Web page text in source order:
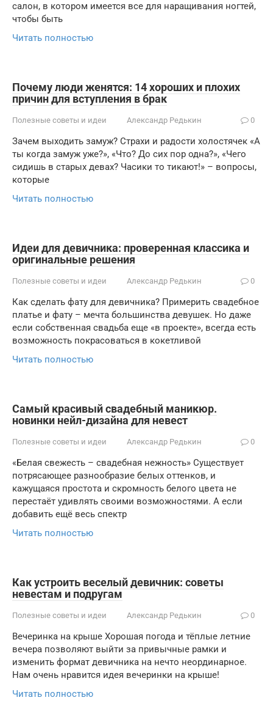
салон, в котором имеется все для наращивания ногтей,
чтобы быть
Читать полностью
Почему люди женятся: 14 хороших и плохих
причин для вступления в брак
Полезные советы и идеи Александр Редькин 0
Зачем выходить замуж? Страхи и радости холостячек «А
ты когда замуж уже?», «Что? До сих пор одна?», «Чего
сидишь в старых девах? Часики то тикают!» – вопросы,
которые
Читать полностью
Идеи для девичника: проверенная классика и
оригинальные решения
Полезные советы и идеи Александр Редькин 0
Как сделать фату для девичника? Примерить свадебное
платье и фату – мечта большинства девушек. Но даже
если собственная свадьба еще «в проекте», всегда есть
возможность покрасоваться в кокетливой
Читать полностью
Самый красивый свадебный маникюр.
новинки нейл-дизайна для невест
Полезные советы и идеи Александр Редькин 0
«Белая свежесть – свадебная нежность» Существует
потрясающее разнообразие белых оттенков, и
кажущаяся простота и скромность белого цвета не
перестаёт удивлять своими возможностями. А если
добавить ещё весь спектр
Читать полностью
Как устроить веселый девичник: советы
невестам и подругам
Полезные советы и идеи Александр Редькин 0
Вечеринка на крыше Хорошая погода и тёплые летние
вечера позволяют выйти за привычные рамки и
изменить формат девичника на нечто неординарное.
Нам очень нравится идея вечеринки на крыше!
Читать полностью